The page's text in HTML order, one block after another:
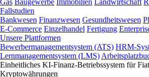
Gas Baugewerbe Immobilien Landwirtschaft
Fallstudien
Bankwesen Finanzwesen Gesundheitswesen
E-Commerce Einzelhandel Fertigung
Unsere Plattformen
Bewerbermanagementsystem (ATS) HRM-
Lernmanagementsystem (LMS)
Einheitliches KI-Finanz-Betriebssystem für
Kryptowährungen